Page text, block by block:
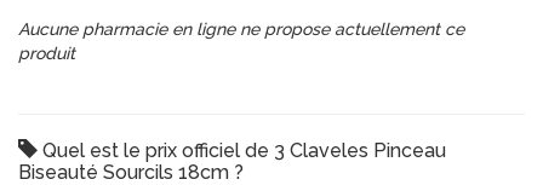
Aucune pharmacie en ligne ne propose actuellement ce
produit
Quel est le prix officiel de 3 Claveles Pinceau
Biseauté Sourcils 18cm ?